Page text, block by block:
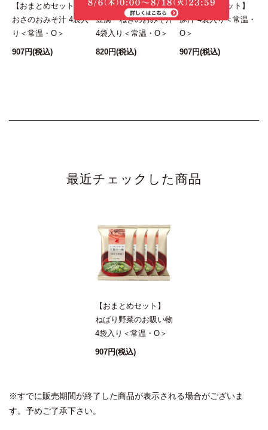
【おまとめセット】あ
おさのおみそ汁 4袋入
り＜常温・O＞
907円(税込)
【おまとめセット】
豆腐・ねぎのおみそ汁
4袋入り＜常温・O＞
820円(税込)
【おまとめセット】
豚汁 4袋入り＜常温・
O＞
907円(税込)
最近チェックした商品
【おまとめセット】
ねばり野菜のお吸い物
4袋入り＜常温・O＞
907円(税込)
※すでに販売期間が終了した商品が表示される場合がございま
す。予めご了承下さい。